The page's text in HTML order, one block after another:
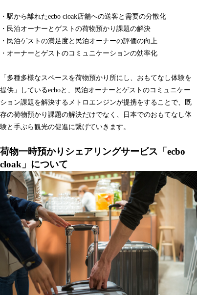
・駅から離れたecbo cloak店舗への送客と需要の分散化
・民泊オーナーとゲストの荷物預かり課題の解決
・民泊ゲストの満足度と民泊オーナーの評価の向上
・オーナーとゲストのコミュニケーションの効率化
「多種多様なスペースを荷物預かり所にし、おもてなし体験を
提供」しているecboと、民泊オーナーとゲストのコミュニケー
ション課題を解決するメトロエンジンが提携をすることで、既
存の荷物預かり課題の解決だけでなく、日本でのおもてなし体
験と手ぶら観光の促進に繋げていきます。
荷物一時預かりシェアリングサービス「ecbo
cloak」について